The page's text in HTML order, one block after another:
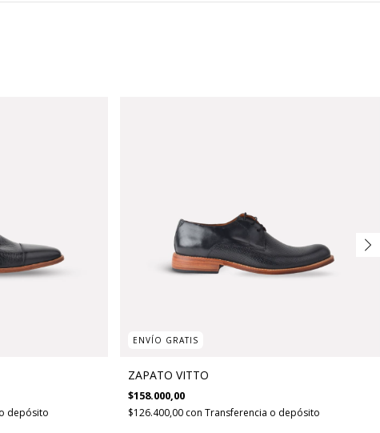
depósito
ENVÍO GRATIS
ZAPATO VITTO
$158.000,00
$126.400,00 con Transferencia o depósito